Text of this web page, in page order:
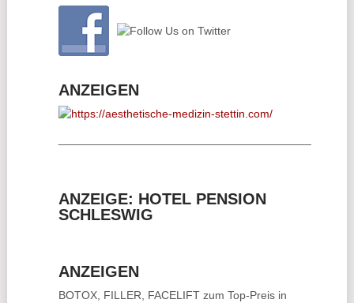
ANZEIGEN
ANZEIGE: HOTEL PENSION
SCHLESWIG
ANZEIGEN
BOTOX, FILLER, FACELIFTzum Top-Preis in